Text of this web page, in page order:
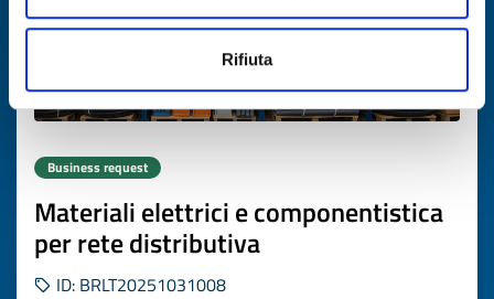
Rifiuta
Business request
Materiali elettrici e componentistica
per rete distributiva
ID: BRLT20251031008